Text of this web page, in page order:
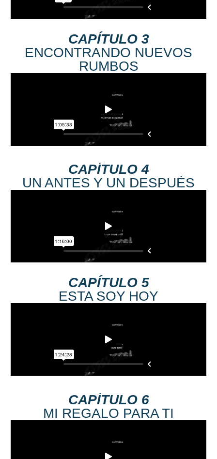
CAPÍTULO 3
ENCONTRANDO NUEVOS
RUMBOS
CAPÍTULO 4
UN ANTES Y UN DESPUÉS
CAPÍTULO 5
ESTA SOY HOY
CAPÍTULO 6
MI REGALO PARA TI